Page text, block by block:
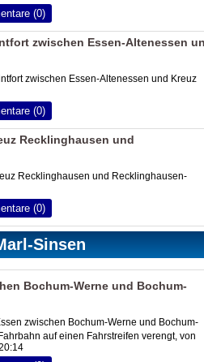
(0)
zwischen Essen-Altenessen
zwischen Essen-Altenessen und Kreuz
(0)
Recklinghausen und
Recklinghausen und Recklinghausen-
(0)
Sinsen
Bochum-Werne und Bochum-
zwischen Bochum-Werne und Bochum-
auf einen Fahrstreifen verengt, von